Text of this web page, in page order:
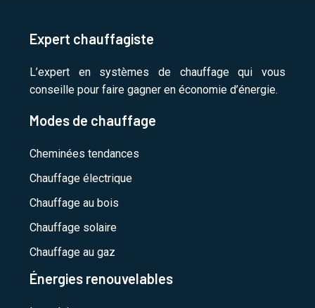
Expert chauffagiste
L’expert en systèmes de chauffage qui vous
conseille pour faire gagner en économie d’énergie.
Modes de chauffage
Cheminées tendances
Chauffage électrique
Chauffage au bois
Chauffage solaire
Chauffage au gaz
Énergies renouvelables